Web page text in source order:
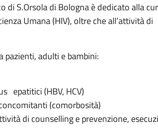
di S.Orsola di Bologna è dedicato alla
Umana (HIV), oltre che all’attività di
pazienti, adulti e bambini:
epatitici (HBV, HCV)
(comorbosità)
di counselling e prevenzione,